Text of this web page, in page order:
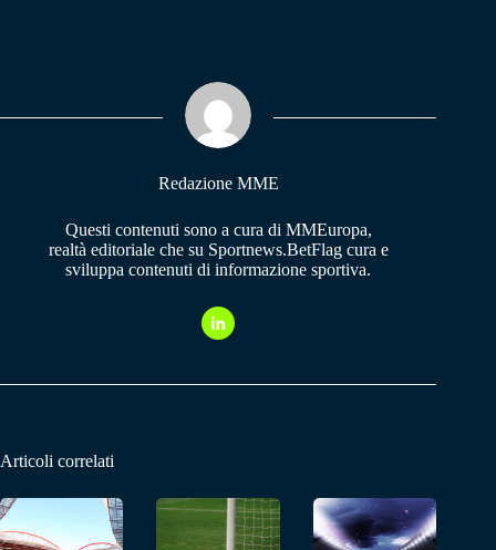
pp m
Redazione MME
Questi contenuti sono a cura di MMEuropa,
realtà editoriale che su Sportnews.BetFlag cura e
sviluppa contenuti di informazione sportiva.
Articoli correlati